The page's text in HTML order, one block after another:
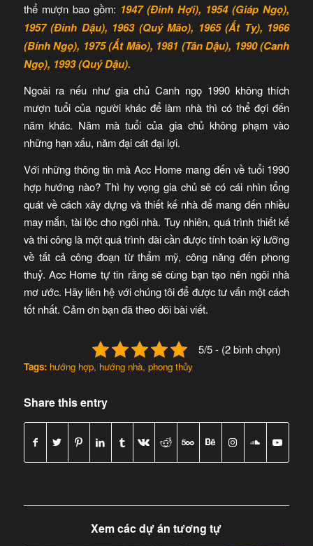
thể mượn bao gồm: 1947 (Đinh Hợi), 1954 (Giáp Ngọ),
1957 (Đinh Dậu), 1963 (Quý Mão), 1965 (Ất Tỵ), 1966
(Bính Ngọ), 1975 (Ất Mão), 1981 (Tân Dậu), 1990 (Canh
Ngọ), 1993 (Quý Dậu).
Ngoài ra nếu như gia chủ Canh ngọ 1990 không thích
mượn tuổi của người khác để làm nhà thì có thể đợi đến
năm khác. Năm mà tuổi của gia chủ không phạm vào
những hạn xấu, năm đại cát đại lợi.
Với những thông tin mà Acc Home mang đến về tuổi 1990
hợp hướng nào? Thì hy vọng gia chủ sẽ có cái nhìn tổng
quát về cách xây dựng và thiết kế nhà để mang đến nhiều
may mắn, tài lộc cho ngôi nhà. Tuy nhiên, quá trình thiết kế
và thi công là một quá trình dài cần được tính toán kỹ lưỡng
về tất cả công đoạn từ thẩm mỹ, công năng đến phong
thuỷ. Acc Home tự tin rằng sẽ cùng bạn tạo nên ngôi nhà
mơ ước. Hãy liên hệ với chúng tôi để được tư vấn một cách
tốt nhất. Cảm ơn bạn đã theo dõi bài viết.
5/5 - (2 bình chọn)
Tags: hướng hợp, hướng nhà, phong thủy
Share this entry
Xem các dự án tương tự